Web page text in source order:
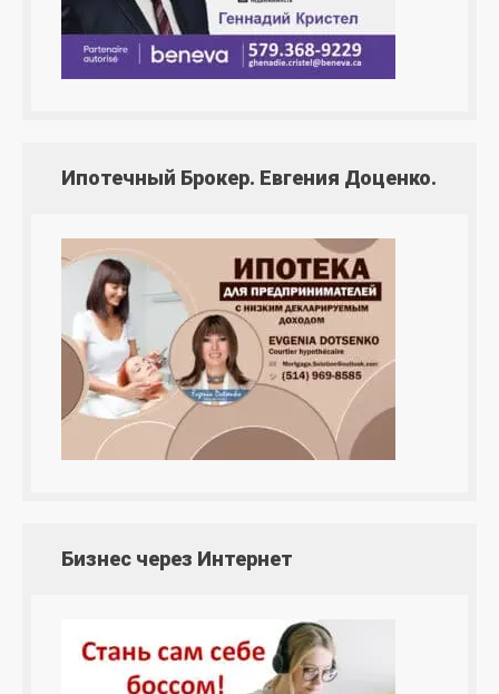
Ипотечный Брокер. Евгения Доценко.
Бизнес через Интернет